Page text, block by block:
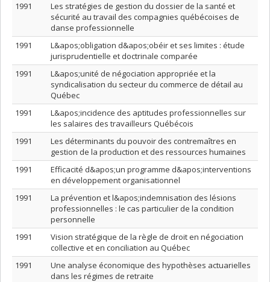
1991
Les stratégies de gestion du dossier de la santé et
sécurité au travail des compagnies québécoises de
danse professionnelle
1991
L&apos;obligation d&apos;obéir et ses limites : étude
jurisprudentielle et doctrinale comparée
1991
L&apos;unité de négociation appropriée et la
syndicalisation du secteur du commerce de détail au
Québec
1991
L&apos;incidence des aptitudes professionnelles sur
les salaires des travailleurs Québécois
1991
Les déterminants du pouvoir des contremaîtres en
gestion de la production et des ressources humaines
1991
Efficacité d&apos;un programme d&apos;interventions
en développement organisationnel
1991
La prévention et l&apos;indemnisation des lésions
professionnelles : le cas particulier de la condition
personnelle
1991
Vision stratégique de la règle de droit en négociation
collective et en conciliation au Québec
1991
Une analyse économique des hypothèses actuarielles
dans les régimes de retraite